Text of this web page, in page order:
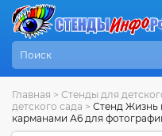
Главная > Стенды для
детского сада > Стенд Жизнь
карманами А6 для